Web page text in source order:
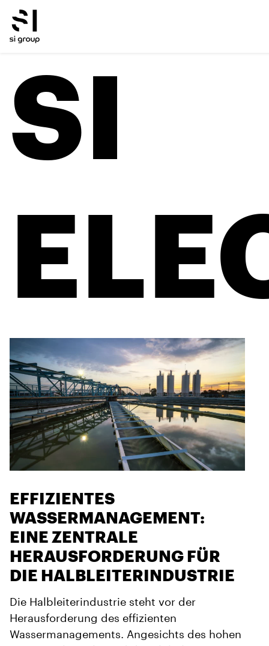
SI
EFFIZIENTES
WASSERMANAGEMENT:
EINE ZENTRALE
HERAUSFORDERUNG FÜR
DIE HALBLEITERINDUSTRIE
Die Halbleiterindustrie steht vor der
Herausforderung des effizienten
Wassermanagements. Angesichts des hohen